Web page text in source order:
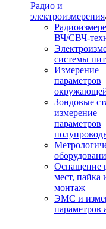
Радио и
электроизмерения
ВЧ/СВЧ-
системы
Измерение
параметров
Зондовые
измерение
параметров
Оснащение
мест, пайка
монтаж
ЭМС и
параметров